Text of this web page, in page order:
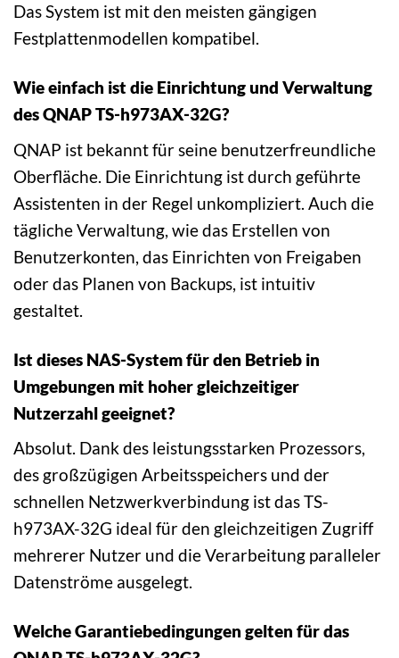
Das System ist mit den meisten gängigen
Festplattenmodellen kompatibel.
Wie einfach ist die Einrichtung und Verwaltung
des QNAP TS-h973AX-32G?
QNAP ist bekannt für seine benutzerfreundliche
Oberfläche. Die Einrichtung ist durch geführte
Assistenten in der Regel unkompliziert. Auch die
tägliche Verwaltung, wie das Erstellen von
Benutzerkonten, das Einrichten von Freigaben
oder das Planen von Backups, ist intuitiv
gestaltet.
Ist dieses NAS-System für den Betrieb in
Umgebungen mit hoher gleichzeitiger
Nutzerzahl geeignet?
Absolut. Dank des leistungsstarken Prozessors,
des großzügigen Arbeitsspeichers und der
schnellen Netzwerkverbindung ist das TS-
h973AX-32G ideal für den gleichzeitigen Zugriff
mehrerer Nutzer und die Verarbeitung paralleler
Datenströme ausgelegt.
Welche Garantiebedingungen gelten für das